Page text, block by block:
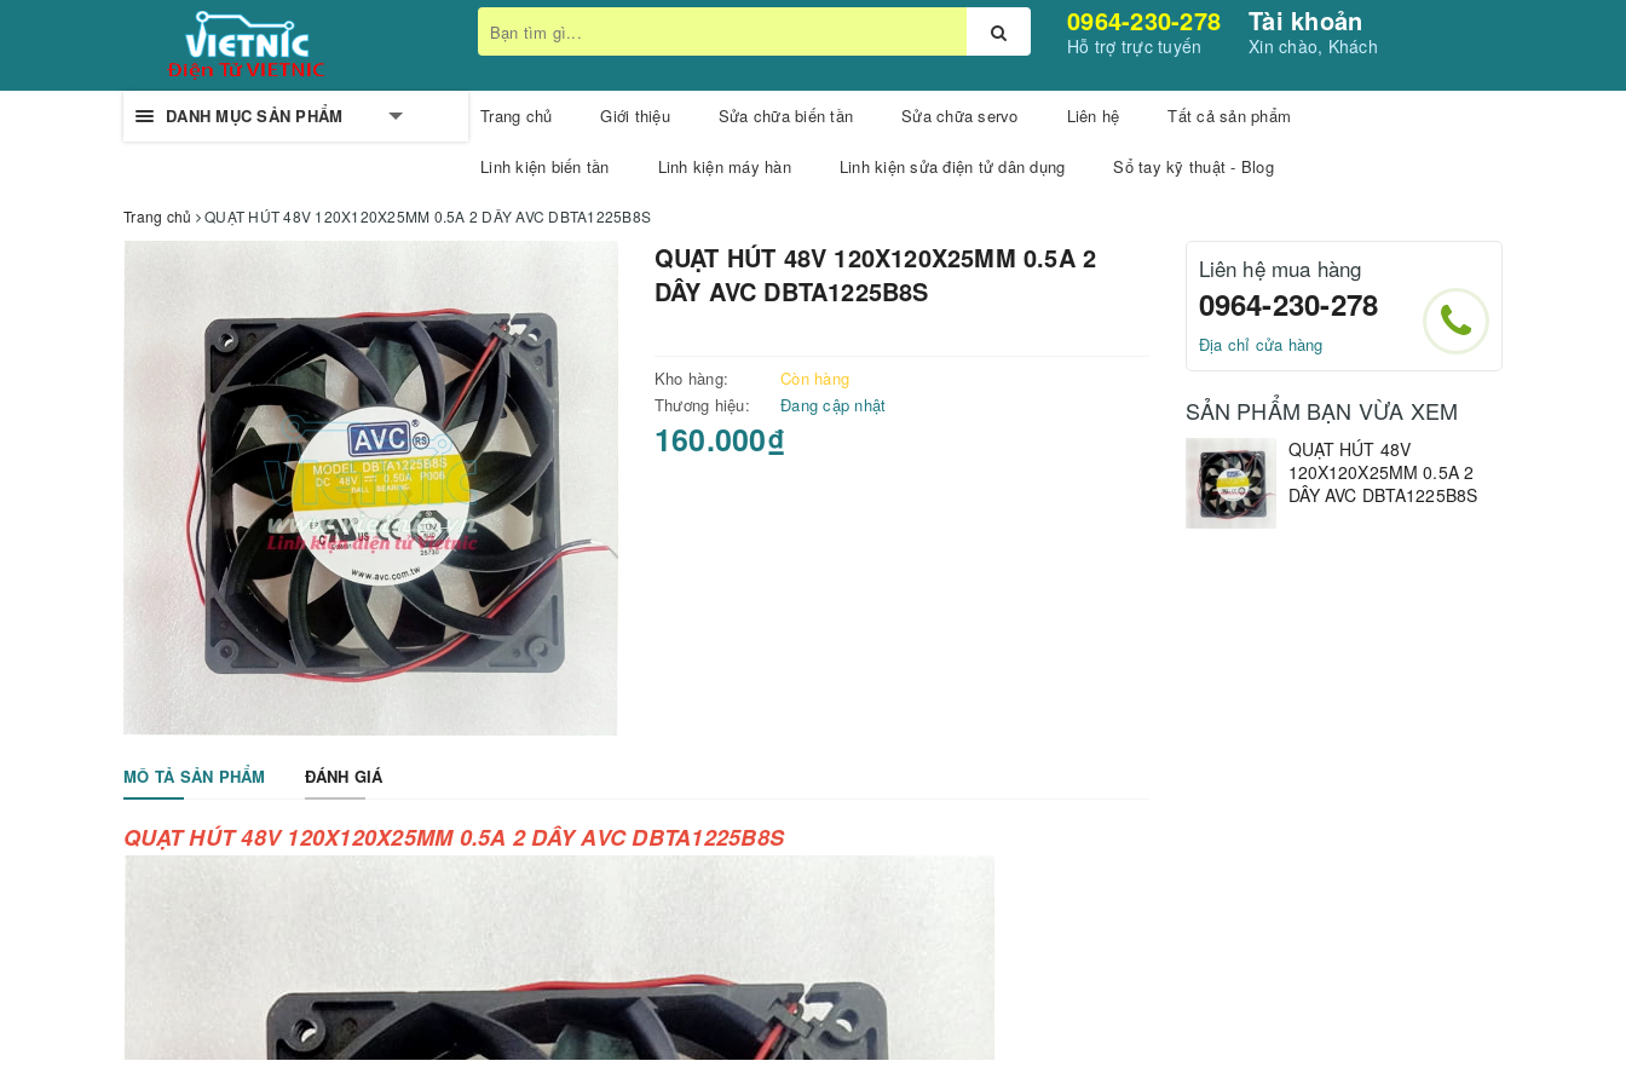
0964-230-278
Hỗ trợ trực tuyến
Tài khoản
Xin chào, Khách
DANH MỤC SẢN PHẨM Trang chủ Giới thiệu Sửa chữa biến tần Sửa chữa servo Liên hệ Tất cả sản phẩm
Linh kiện biến tần Linh kiện máy hàn Linh kiện sửa điện tử dân dụng Sổ tay kỹ thuật - Blog
Trang chủ QUẠT HÚT 48V 120X120X25MM 0.5A 2 DÂY AVC DBTA1225B8S
QUẠT HÚT 48V 120X120X25MM 0.5A 2
DÂY AVC DBTA1225B8S
Kho hàng:
Còn hàng
Thương hiệu:
Đang cập nhật
160.000₫
MÔ TẢ SẢN PHẨM ĐÁNH GIÁ
QUẠT HÚT 48V 120X120X25MM 0.5A 2 DÂY AVC DBTA1225B8S
Liên hệ mua hàng
0964-230-278
Địa chỉ cửa hàng
SẢN PHẨM BẠN VỪA XEM
QUẠT HÚT 48V
120X120X25MM 0.5A 2
DÂY AVC DBTA1225B8S